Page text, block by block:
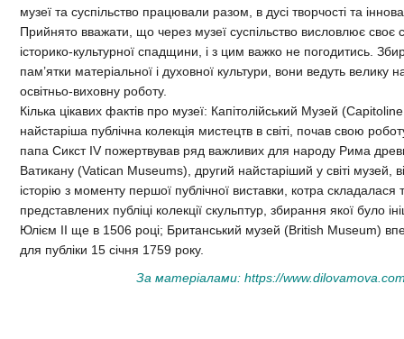
музеї та суспільство працювали разом, в дусі творчості та
Прийнято вважати, що через музеї суспільство висловлює своє
історико-культурної спадщини, і з цим важко не погодитись.
пам’ятки матеріальної і духовної культури, вони ведуть велику
освітньо-виховну роботу.
Кілька цікавих фактів про музеї: Капітолійський Музей
найстаріша публічна колекція мистецтв в світі, почав свою
папа Сикст IV пожертвував ряд важливих для народу Рима
Ватикану (Vatican Museums), другий найстаріший у світі музей,
історію з моменту першої публічної виставки, котра складалася
представлених публіці колекції скульптур, збирання якої було
Юлієм II ще в 1506 році; Британський музей (British Museum)
для публіки 15 січня 1759 року.
За матеріалами: https://